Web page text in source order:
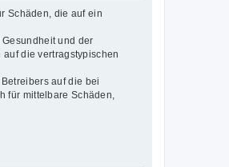
Schäden, die auf ein
und der
die vertragstypischen
auf die bei
für mittelbare Schäden,